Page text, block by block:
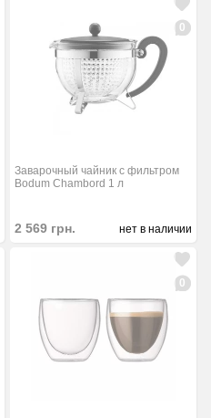
0
Заварочный чайник с фильтром
Bodum Chambord 1 л
2 569 грн. нет в наличии
0